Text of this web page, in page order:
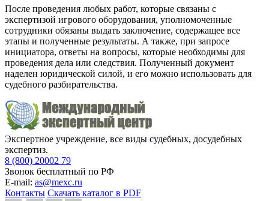
После проведения любых работ, которые связаны с
экспертизой игрового оборудования, уполномоченные
сотрудники обязаны выдать заключение, содержащее все
этапы и полученные результаты. А также, при запросе
инициатора, ответы на вопросы, которые необходимы для
проведения дела или следствия. Полученный документ
наделен юридической силой, и его можно использовать для
судебного разбирательства.
Экспертное учреждение, все виды судебных, досудебных
экспертиз.
8 (800) 20002 79
Звонок бесплатный по РФ
E-mail: as@mexc.ru
Контакты Скачать каталог в PDF